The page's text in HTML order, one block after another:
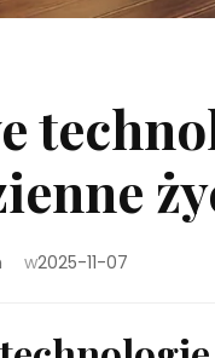
w2025-11-07